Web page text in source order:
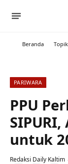
Beranda Topik
PARIWARA
PPU
untuk
Redaksi Daily Kaltim